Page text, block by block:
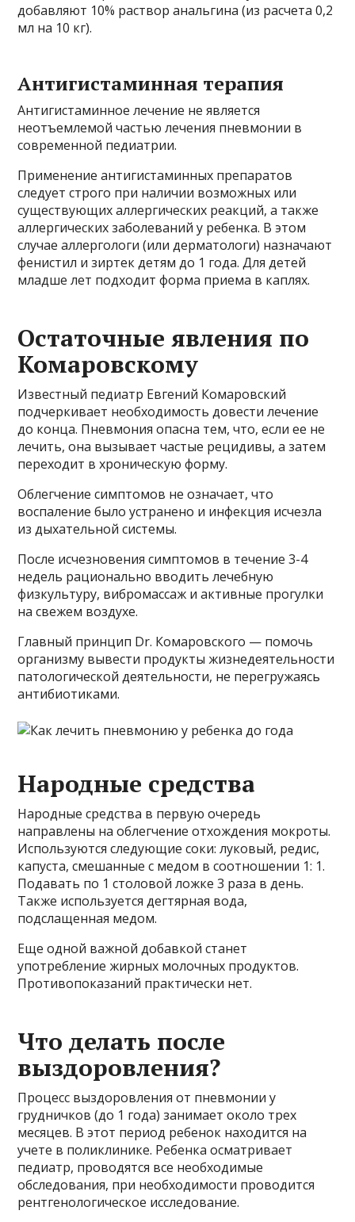
добавляют 10% раствор анальгина (из расчета 0,2
мл на 10 кг).
Антигистаминная терапия
Антигистаминное лечение не является
неотъемлемой частью лечения пневмонии в
современной педиатрии.
Применение антигистаминных препаратов
следует строго при наличии возможных или
существующих аллергических реакций, а также
аллергических заболеваний у ребенка. В этом
случае аллергологи (или дерматологи) назначают
фенистил и зиртек детям до 1 года. Для детей
младше лет подходит форма приема в каплях.
Остаточные явления по
Комаровскому
Известный педиатр Евгений Комаровский
подчеркивает необходимость довести лечение
до конца. Пневмония опасна тем, что, если ее не
лечить, она вызывает частые рецидивы, а затем
переходит в хроническую форму.
Облегчение симптомов не означает, что
воспаление было устранено и инфекция исчезла
из дыхательной системы.
После исчезновения симптомов в течение 3-4
недель рационально вводить лечебную
физкультуру, вибромассаж и активные прогулки
на свежем воздухе.
Главный принцип Dr. Комаровского — помочь
организму вывести продукты жизнедеятельности
патологической деятельности, не перегружаясь
антибиотиками.
Народные средства
Народные средства в первую очередь
направлены на облегчение отхождения мокроты.
Используются следующие соки: луковый, редис,
капуста, смешанные с медом в соотношении 1: 1.
Подавать по 1 столовой ложке 3 раза в день.
Также используется дегтярная вода,
подслащенная медом.
Еще одной важной добавкой станет
употребление жирных молочных продуктов.
Противопоказаний практически нет.
Что делать после
выздоровления?
Процесс выздоровления от пневмонии у
грудничков (до 1 года) занимает около трех
месяцев. В этот период ребенок находится на
учете в поликлинике. Ребенка осматривает
педиатр, проводятся все необходимые
обследования, при необходимости проводится
рентгенологическое исследование.